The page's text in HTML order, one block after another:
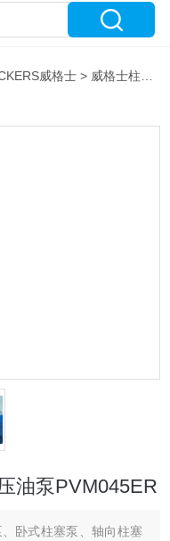
威格士 > 威格士柱塞泵PVM/PVQ
油泵PVM045ER
卧式柱塞泵、轴向柱塞